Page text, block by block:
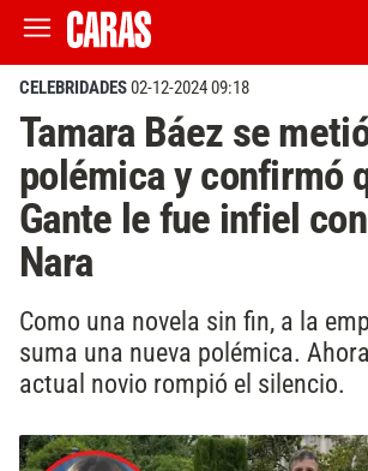
CELEBRIDADES02-12-2024 09:18
Tamara Báez se
polémica y confirmó
Gante le fue infiel
Nara
Como una novela sin fin, a la
suma una nueva polémica.
actual novio rompió el silencio.